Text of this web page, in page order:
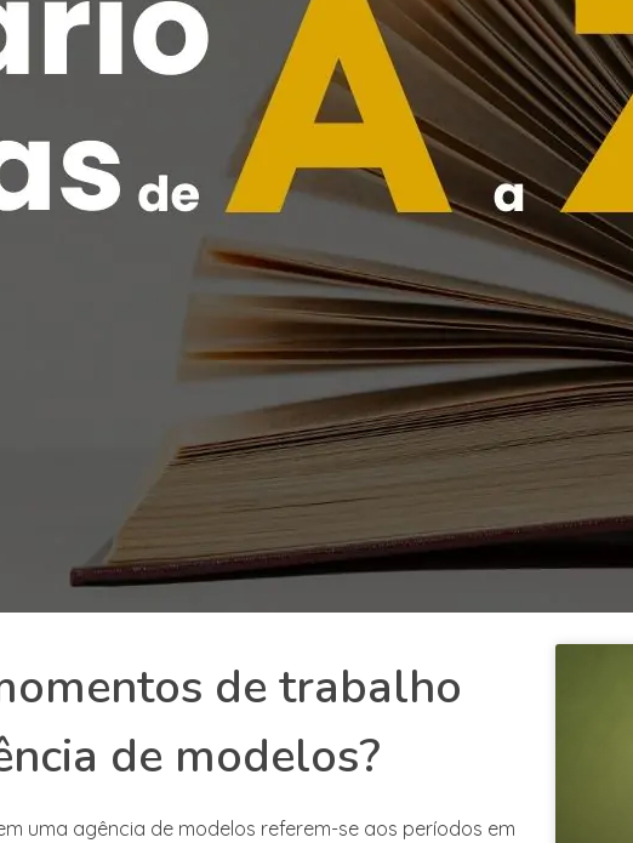
de trabalho
de modelos?
uma agência de modelos referem-se aos períodos em